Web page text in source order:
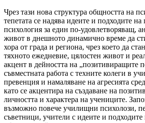
Чрез тази нова структура общността на
тепетата се надява идеите и подходите на
психология за един по-удовлетворяващ,
живот в днешното динамично време да
хора от града и региона, чрез което да
тяхното ежедневие, цялостен живот и
акцент в дейността на „позитивиращите
съвместната работа с техните колеги в
превенция и намаляване на агресията
като се акцентира на създаване на
личността и характера на учениците.
възможно повече училищни психолози,
съветници, учители с идеите и